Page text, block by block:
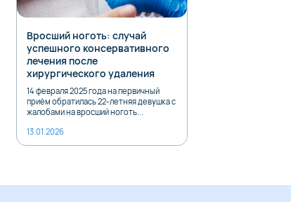
Вросший ноготь: случай
успешного консервативного
лечения после
хирургического удаления
14 февраля 2025 года на первичный
приём обратилась 22-летняя девушка с
жалобами на вросший ноготь...
13.01.2026